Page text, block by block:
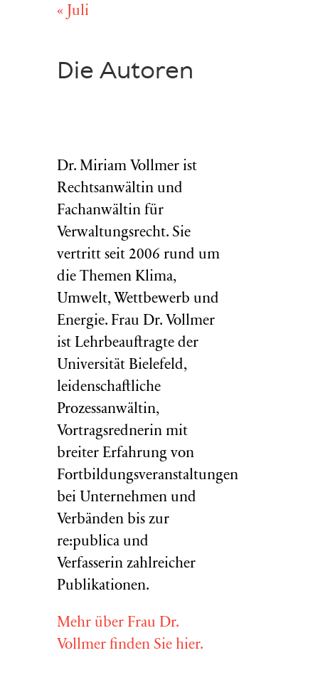
« Juli
Die Autoren
Dr. Miriam Vollmer ist
Rechtsanwältin und
Fachanwältin für
Verwaltungsrecht. Sie
vertritt seit 2006 rund um
die Themen Klima,
Umwelt, Wettbewerb und
Energie. Frau Dr. Vollmer
ist Lehrbeauftragte der
Universität Bielefeld,
leidenschaftliche
Prozessanwältin,
Vortragsrednerin mit
breiter Erfahrung von
Fortbildungsveranstaltungen
bei Unternehmen und
Verbänden bis zur
re:publica und
Verfasserin zahlreicher
Publikationen.
Mehr über Frau Dr.
Vollmer finden Sie hier.